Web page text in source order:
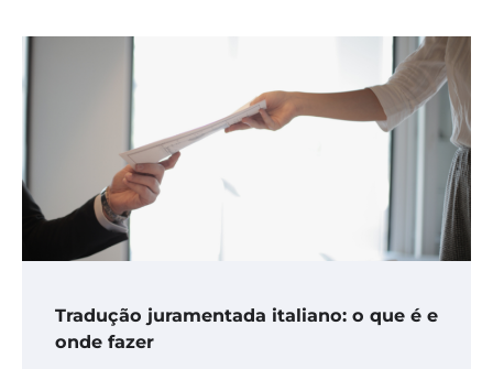
Tradução juramentada italiano: o que é e
onde fazer